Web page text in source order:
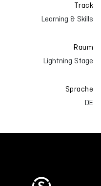
Track
Learning & Skills
Raum
Lightning Stage
Sprache
DE